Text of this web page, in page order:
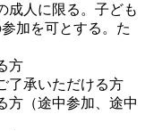
成人に限る。子ども
加を可とする。た
方
了承いただける方
方（途中参加、途中